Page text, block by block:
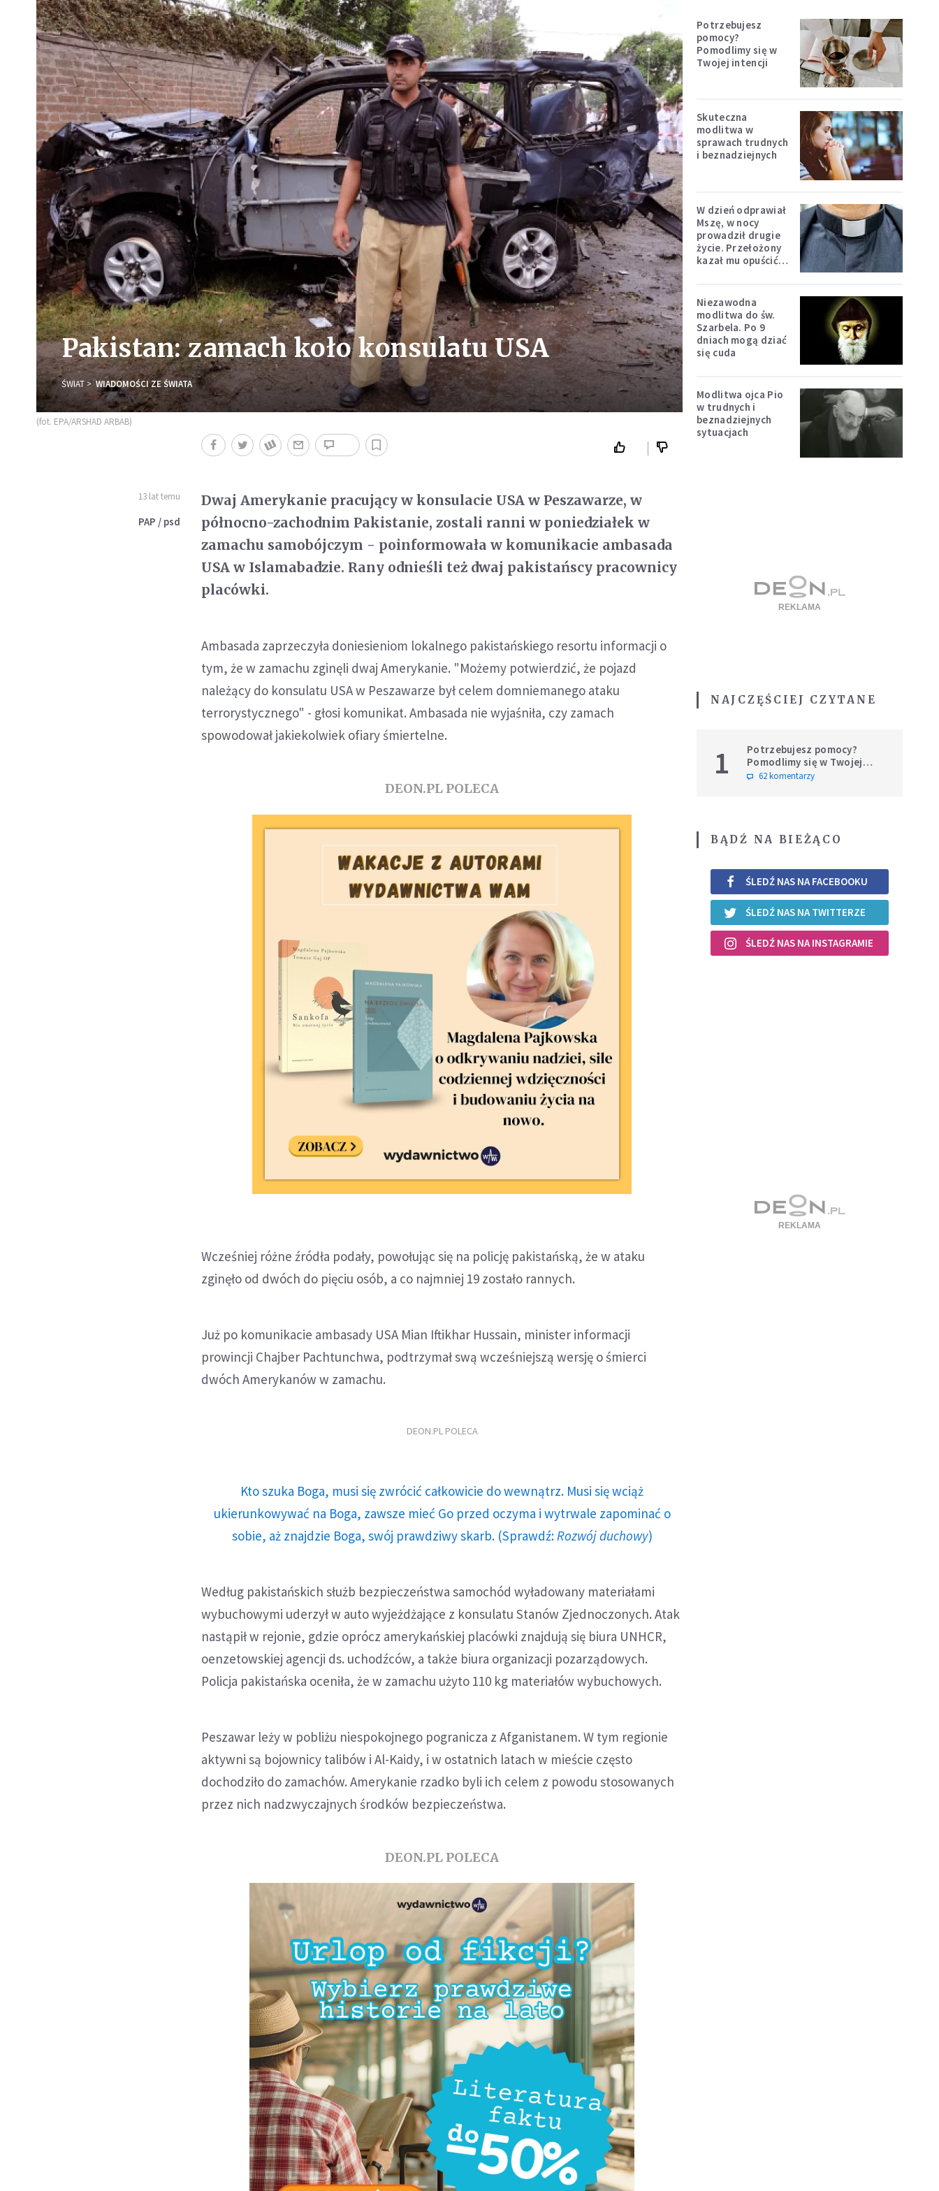
Pakistan: zamach koło konsulatu USA
ŚWIAT WIADOMOŚCI ZE ŚWIATA
(fot. EPA/ARSHAD ARBAB)
13 lat temu
PAP / psd
Dwaj Amerykanie pracujący w konsulacie USA w Peszawarze, w
północno-zachodnim Pakistanie, zostali ranni w poniedziałek w
zamachu samobójczym - poinformowała w komunikacie ambasada
USA w Islamabadzie. Rany odnieśli też dwaj pakistańscy pracownicy
placówki.
Ambasada zaprzeczyła doniesieniom lokalnego pakistańskiego resortu informacji o
tym, że w zamachu zginęli dwaj Amerykanie. "Możemy potwierdzić, że pojazd
należący do konsulatu USA w Peszawarze był celem domniemanego ataku
terrorystycznego" - głosi komunikat. Ambasada nie wyjaśniła, czy zamach
spowodował jakiekolwiek ofiary śmiertelne.
DEON.PL POLECA
Wcześniej różne źródła podały, powołując się na policję pakistańską, że w ataku
zginęło od dwóch do pięciu osób, a co najmniej 19 zostało rannych.
Już po komunikacie ambasady USA Mian Iftikhar Hussain, minister informacji
prowincji Chajber Pachtunchwa, podtrzymał swą wcześniejszą wersję o śmierci
dwóch Amerykanów w zamachu.
DEON.PL POLECA
Kto szuka Boga, musi się zwrócić całkowicie do wewnątrz. Musi się wciąż
ukierunkowywać na Boga, zawsze mieć Go przed oczyma i wytrwale zapominać o
sobie, aż znajdzie Boga, swój prawdziwy skarb. (Sprawdź: Rozwój duchowy)
Według pakistańskich służb bezpieczeństwa samochód wyładowany materiałami
wybuchowymi uderzył w auto wyjeżdżające z konsulatu Stanów Zjednoczonych. Atak
nastąpił w rejonie, gdzie oprócz amerykańskiej placówki znajdują się biura UNHCR,
oenzetowskiej agencji ds. uchodźców, a także biura organizacji pozarządowych.
Policja pakistańska oceniła, że w zamachu użyto 110 kg materiałów wybuchowych.
Peszawar leży w pobliżu niespokojnego pogranicza z Afganistanem. W tym regionie
aktywni są bojownicy talibów i Al-Kaidy, i w ostatnich latach w mieście często
dochodziło do zamachów. Amerykanie rzadko byli ich celem z powodu stosowanych
przez nich nadzwyczajnych środków bezpieczeństwa.
DEON.PL POLECA
Potrzebujesz
pomocy?
Pomodlimy się w
Twojej intencji
Skuteczna
modlitwa w
sprawach trudnych
i beznadziejnych
W dzień odprawiał
Mszę, w nocy
prowadził drugie
życie. Przełożony
kazał mu opuścić
Niezawodna
modlitwa do św.
Szarbela. Po 9
dniach mogą dziać
się cuda
Modlitwa ojca Pio
w trudnych i
beznadziejnych
sytuacjach
NAJCZĘŚCIEJ CZYTANE
1
Potrzebujesz pomocy?
Pomodlimy się w Twojej
intencji
62 komentarzy
BĄDŹ NA BIEŻĄCO
ŚLEDŹ NAS NA FACEBOOKU
ŚLEDŹ NAS NA TWITTERZE
ŚLEDŹ NAS NA INSTAGRAMIE